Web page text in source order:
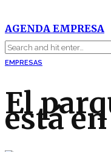
AGENDA EMPRESA
EMPRESAS
El
está